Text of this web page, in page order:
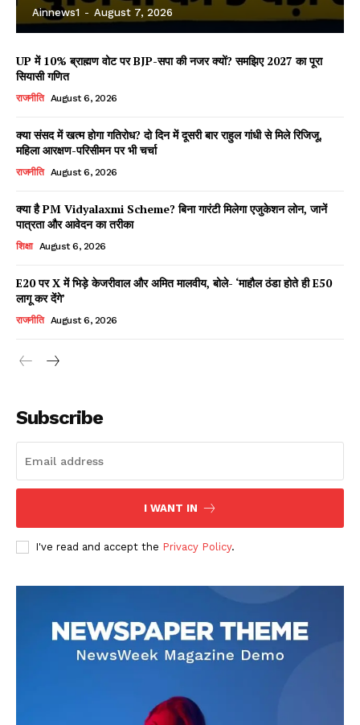
Facebook
X WhatsApp
Share
Read Latest News on AIN
DOWNLOAD NOW
AIN NEWS 1
Ainnews1 - August 7, 2026
UP में 10% ब्राह्मण वोट पर BJP-सपा की नजर क्यों? समझिए 2027 का पूरा
सियासी गणित
राजनीति August 6, 2026
क्या संसद में खत्म होगा गतिरोध? दो दिन में दूसरी बार राहुल गांधी से मिले रिजिजू,
महिला आरक्षण-परिसीमन पर भी चर्चा
राजनीति August 6, 2026
क्या है PM Vidyalaxmi Scheme? बिना गारंटी मिलेगा एजुकेशन लोन, जानें
पात्रता और आवेदन का तरीका
शिक्षा August 6, 2026
E20 पर X में भिड़े केजरीवाल और अमित मालवीय, बोले- ‘माहौल ठंडा होते ही E50
लागू कर देंगे’
राजनीति August 6, 2026
Subscribe
I WANT IN
I've read and accept the Privacy Policy.